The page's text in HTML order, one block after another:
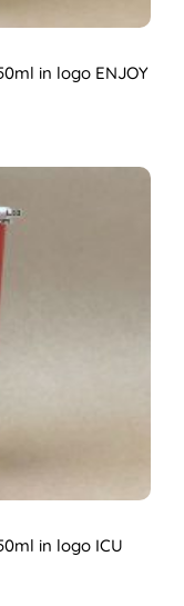
in logo ENJOY
in logo ICU